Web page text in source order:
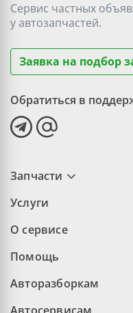
Сервис частных
уавтозапчастей.
Заявка на подбор
Обратиться в
Запчасти
Услуги
О сервисе
Помощь
Авторазборкам